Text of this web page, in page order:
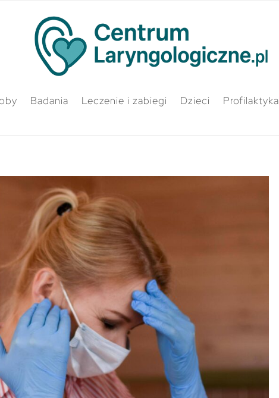
Badania Leczenie i zabiegi Dzieci Profilaktyka